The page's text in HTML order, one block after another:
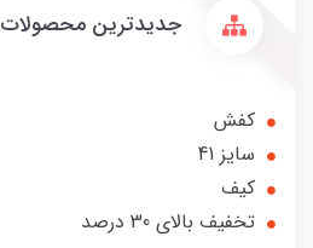
جدیدترین محصولات
کفش
سایز 41
کیف
تخفیف بالای 30 درصد